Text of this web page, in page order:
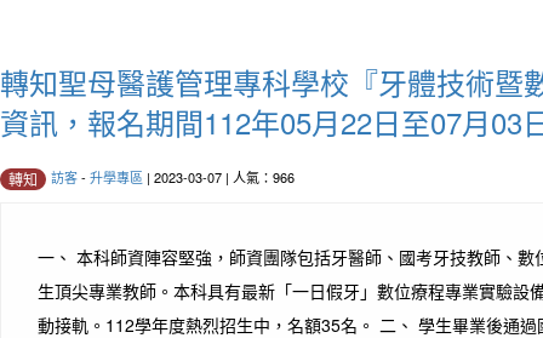
轉知聖母醫護管理專科學校『牙體技術暨
資訊，報名期間112年05月22日至07月03
轉知 訪客- 升學專區 | 2023-03-07 | 人氣：966
一、 本科師資陣容堅強，師資團隊包括牙醫師、國考牙技教師、
生頂尖專業教師。本科具有最新「一日假牙」數位療程專業實驗設
動接軌。112學年度熱烈招生中，名額35名。 二、 學生畢業後通